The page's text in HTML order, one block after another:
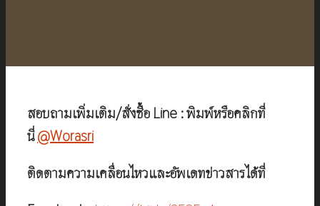
สอบถามเพิ่มเติม/สั่งซื้อ Line : พิมพ์หรือคลิกที่
นี่@Worasri
ติดตามความเคลื่อนไหวและอัพเดทข่าวสารได้ที่